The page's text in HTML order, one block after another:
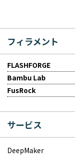
フィラメント
FLASHFORGE
Bambu Lab
FusRock
サービス
DeepMaker